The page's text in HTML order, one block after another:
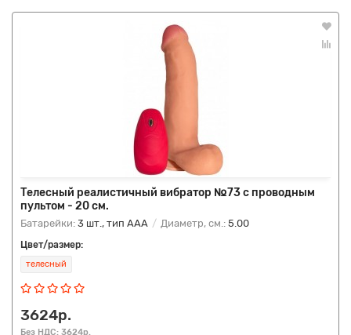
Телесный реалистичный вибратор №73 с проводным
пультом - 20 см.
Батарейки: 3 шт., тип AAA Диаметр, см.: 5.00
Цвет/размер:
телесный
3624р.
Без НДС: 3624р.